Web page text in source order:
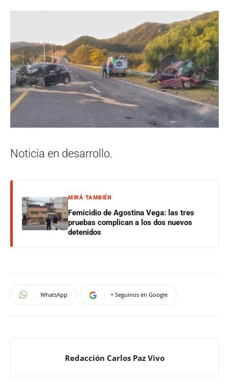
Noticia en desarrollo.
MIRÁ TAMBIÉN
Femicidio de Agostina Vega: las tres
pruebas complican a los dos nuevos
detenidos
WhatsApp + Seguinos en Google
Redacción Carlos Paz Vivo